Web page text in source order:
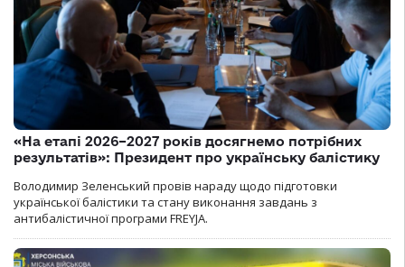
«На етапі 2026–2027 років досягнемо потрібних
результатів»: Президент про українську балістику
Володимир Зеленський провів нараду щодо підготовки
української балістики та стану виконання завдань з
антибалістичної програми FREYJA.